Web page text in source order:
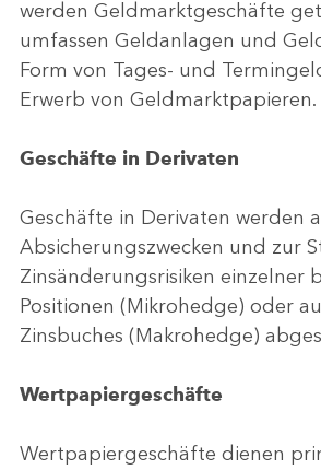
werden Geldmarktgeschäfte
umfassen Geldanlagen und
Form von Tages- und
Erwerb von Geldmarktpapieren.
Geschäfte in Derivaten
Geschäfte in Derivaten werden
Absicherungszwecken und zur
Zinsänderungsrisiken einzelner
Positionen (Mikrohedge) oder
Zinsbuches (Makrohedge)
Wertpapiergeschäfte
Wertpapiergeschäfte dienen